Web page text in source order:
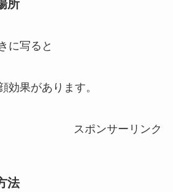
所
に写ると
効果があります。
スポンサーリンク
法